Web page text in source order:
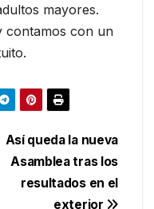
mayores.
contamos con un
Así queda la nueva
Asamblea tras los
resultados en el
exterior